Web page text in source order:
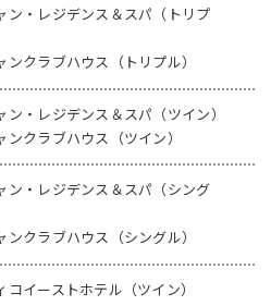
ン・レジデンス＆スパ（トリプ
ンクラブハウス（トリプル）
ン・レジデンス＆スパ（ツイン）
ンクラブハウス（ツイン）
ン・レジデンス＆スパ（シング
ンクラブハウス（シングル）
コイーストホテル（ツイン）